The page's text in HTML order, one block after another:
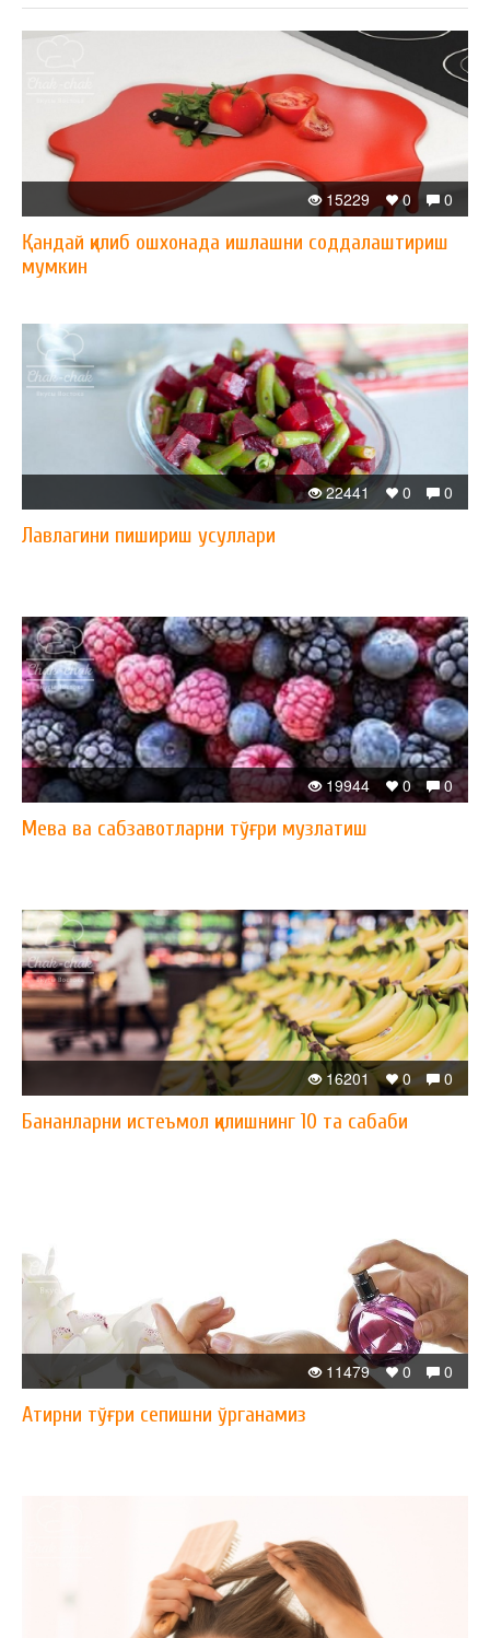
0
0
15229
Қандай қилиб ошхонада ишлашни соддалаштириш
мумкин
0
0
22441
Лавлагини пишириш усуллари
0
0
19944
Мева ва сабзавотларни тўғри музлатиш
0
0
16201
Бананларни истеъмол қилишнинг 10 та сабаби
0
0
11479
Атирни тўғри сепишни ўрганамиз